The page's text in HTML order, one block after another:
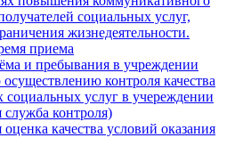
социальных услуг,
жизнедеятельности.
приема
и пребывания в учреждении
контроля качества
социальных услуг в учереждении
служба контроля)
качества условий оказания